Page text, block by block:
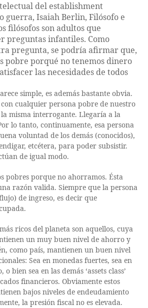
del establishment
guerra, Isaiah Berlin, Filósofo e
filósofos son adultos que
preguntas infantiles. Como
pregunta, se podría afirmar que,
pobre porqué no tenemos dinero
las necesidades de todos
simple, es además bastante obvia.
cualquier persona pobre de nuestro
la misma interrogante. Llegaría a la
lo tanto, continuamente, esa persona
voluntad de los demás (conocidos),
etcétera, para poder subsistir.
de igual modo.
pobres porque no ahorramos. Ésta
razón valida. Siempre que la persona
de ingreso, es decir que
ricos del planeta son aquellos, cuya
un muy buen nivel de ahorro y
como país, mantienen un buen nivel
Sea en monedas fuertes, sea en
bien sea en las demás ‘assets class’
financieros. Obviamente estos
bajos niveles de endeudamiento
la presión fiscal no es elevada.